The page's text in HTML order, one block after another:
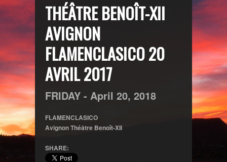
THÉÂTRE BENOÎT-XII
AVIGNON
FLAMENCLASICO 20
AVRIL 2017
FRIDAY - April 20, 2018
FLAMENCLASICO
Avignon Théâtre Benoît-XII
SHARE: